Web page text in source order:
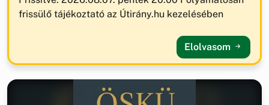
frissülő tájékoztató az Útirány.hu kezelésében
Elolvasom